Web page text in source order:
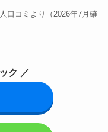
口コミより（2026年7月確
ク ／